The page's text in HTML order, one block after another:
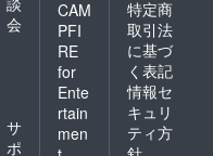
会
サ
ポ
CAM
PFI
RE
for
Ente
rtain
men
特定商
取引法
に基づ
く表記
情報セ
キュリ
ティ方